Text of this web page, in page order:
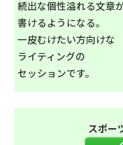
続出な個性溢れる文章
書けるようになる。
一皮むけたい方向けな
ライティングの
セッションです。
スポー